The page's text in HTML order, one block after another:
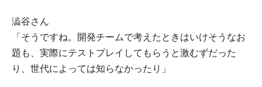
澁⾕さん
「そうですね。開発チームで考えたときはいけそうなお
題も、実際にテストプレイしてもらうと激むずだった
り、世代によっては知らなかったり」